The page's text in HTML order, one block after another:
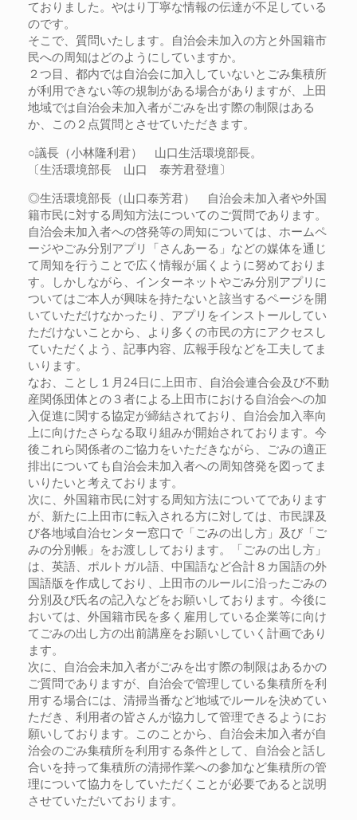
ておりました。やはり丁寧な情報の伝達が不足している
のです。
そこで、質問いたします。自治会未加入の方と外国籍市
民への周知はどのようにしていますか。
２つ目、都内では自治会に加入していないとごみ集積所
が利用できない等の規制がある場合がありますが、上田
地域では自治会未加入者がごみを出す際の制限はある
か、この２点質問とさせていただきます。
○議長（小林隆利君） 山口生活環境部長。
〔生活環境部長 山口 泰芳君登壇〕
◎生活環境部長（山口泰芳君） 自治会未加入者や外国
籍市民に対する周知方法についてのご質問であります。
自治会未加入者への啓発等の周知については、ホームペ
ージやごみ分別アプリ「さんあーる」などの媒体を通じ
て周知を行うことで広く情報が届くように努めておりま
す。しかしながら、インターネットやごみ分別アプリに
ついてはご本人が興味を持たないと該当するページを開
いていただけなかったり、アプリをインストールしてい
ただけないことから、より多くの市民の方にアクセスし
ていただくよう、記事内容、広報手段などを工夫してま
いります。
なお、ことし１月24日に上田市、自治会連合会及び不動
産関係団体との３者による上田市における自治会への加
入促進に関する協定が締結されており、自治会加入率向
上に向けたさらなる取り組みが開始されております。今
後これら関係者のご協力をいただきながら、ごみの適正
排出についても自治会未加入者への周知啓発を図ってま
いりたいと考えております。
次に、外国籍市民に対する周知方法についてであります
が、新たに上田市に転入される方に対しては、市民課及
び各地域自治センター窓口で「ごみの出し方」及び「ご
みの分別帳」をお渡ししております。「ごみの出し方」
は、英語、ポルトガル語、中国語など合計８カ国語の外
国語版を作成しており、上田市のルールに沿ったごみの
分別及び氏名の記入などをお願いしております。今後に
おいては、外国籍市民を多く雇用している企業等に向け
てごみの出し方の出前講座をお願いしていく計画であり
ます。
次に、自治会未加入者がごみを出す際の制限はあるかの
ご質問でありますが、自治会で管理している集積所を利
用する場合には、清掃当番など地域でルールを決めてい
ただき、利用者の皆さんが協力して管理できるようにお
願いしております。このことから、自治会未加入者が自
治会のごみ集積所を利用する条件として、自治会と話し
合いを持って集積所の清掃作業への参加など集積所の管
理について協力をしていただくことが必要であると説明
させていただいております。